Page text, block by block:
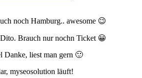
noch Hamburg.. awesome 😉
Brauch nur nochn Ticket 😀
Danke, liest man gern 🙂
myseosolution läuft!